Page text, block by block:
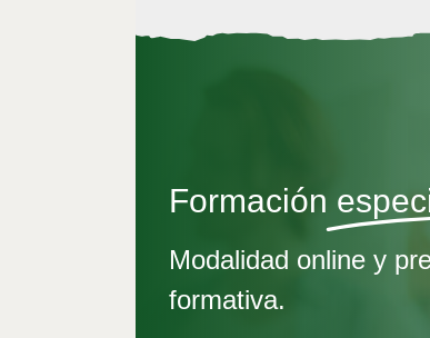
Formación
Modalidad online y
formativa.